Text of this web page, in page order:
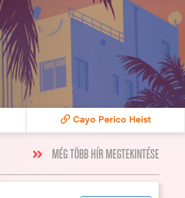
Cayo Perico Heist
MÉG TÖBB HÍR MEGTEKINTÉSE